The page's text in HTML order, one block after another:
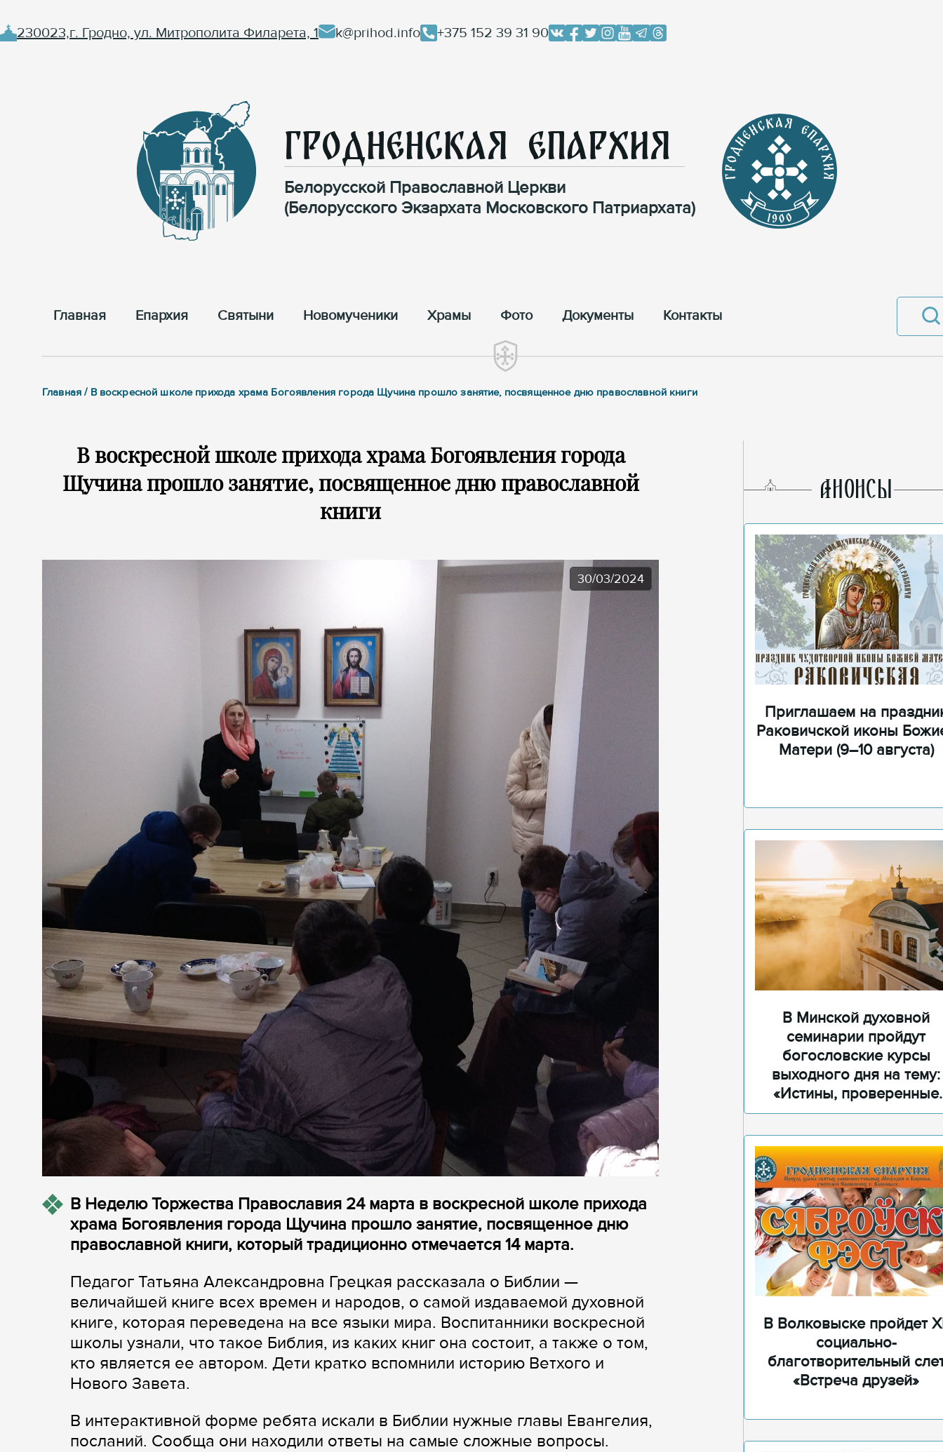
230023,г. Гродно, ул. Митрополита Филарета, 1 k@prihod.info +375 152 39 31 90
Гродненская Епархия
Белорусской Православной Церкви
(Белорусского Экзархата Московского Патриархата)
Главная Епархия Cвятыни Новомученики Храмы Фото Документы Контакты
Главная / В воскресной школе прихода храма Богоявления города Щучина прошло занятие, посвященное дню православной книги
В воскресной школе прихода храма Богоявления города
Щучина прошло занятие, посвященное дню православной
книги
30/03/2024
В Неделю Торжества Православия 24 марта в воскресной школе прихода
храма Богоявления города Щучина прошло занятие, посвященное дню
православной книги, который традиционно отмечается 14 марта.
Педагог Татьяна Александровна Грецкая рассказала о Библии —
величайшей книге всех времен и народов, о самой издаваемой духовной
книге, которая переведена на все языки мира. Воспитанники воскресной
школы узнали, что такое Библия, из каких книг она состоит, а также о том,
кто является ее автором. Дети кратко вспомнили историю Ветхого и
Нового Завета.
В интерактивной форме ребята искали в Библии нужные главы Евангелия,
посланий. Сообща они находили ответы на самые сложные вопросы.
AНОНСЫ
Приглашаем на
Раковичской иконы
Матери (9–10 августа)
В Минской духовной
семинарии пройдут
богословские курсы
выходного дня на тему:
«Истины, проверенные
временем»
В Волковыске пройдет
социально-
благотворительный
«Встреча друзей»